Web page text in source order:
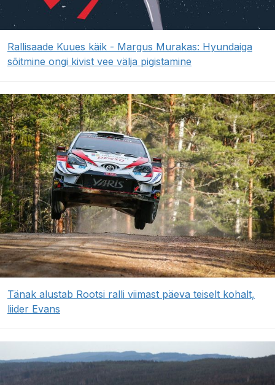
Rallisaade Kuues käik - Margus Murakas: Hyundaiga
sõitmine ongi kivist vee välja pigistamine
Tänak alustab Rootsi ralli viimast päeva teiselt kohalt,
liider Evans